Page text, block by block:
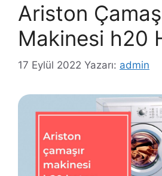
Ariston
Makinesi h20
17 Eylül 2022 Yazarı: admin